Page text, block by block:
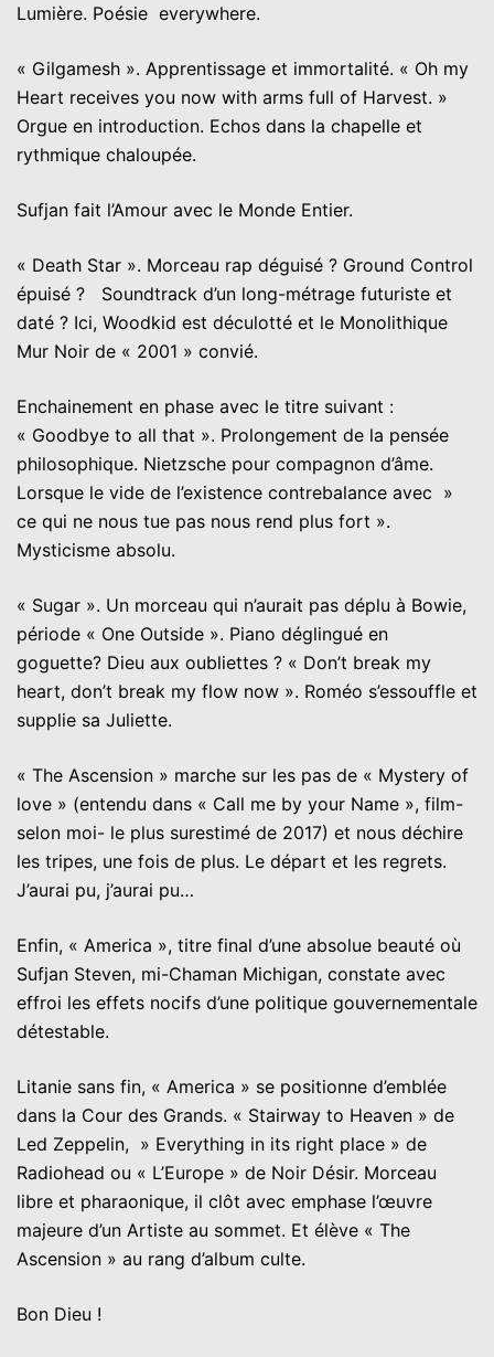
Lumière. Poésie everywhere.
« Gilgamesh ». Apprentissage et immortalité. « Oh my
Heart receives you now with arms full of Harvest. »
Orgue en introduction. Echos dans la chapelle et
rythmique chaloupée.
Sufjan fait l’Amour avec le Monde Entier.
« Death Star ». Morceau rap déguisé ? Ground Control
épuisé ? Soundtrack d’un long-métrage futuriste et
daté ? Ici, Woodkid est déculotté et le Monolithique
Mur Noir de « 2001 » convié.
Enchainement en phase avec le titre suivant :
« Goodbye to all that ». Prolongement de la pensée
philosophique. Nietzsche pour compagnon d’âme.
Lorsque le vide de l’existence contrebalance avec »
ce qui ne nous tue pas nous rend plus fort ».
Mysticisme absolu.
« Sugar ». Un morceau qui n’aurait pas déplu à Bowie,
période « One Outside ». Piano déglingué en
goguette? Dieu aux oubliettes ? « Don’t break my
heart, don’t break my flow now ». Roméo s’essouffle et
supplie sa Juliette.
« The Ascension » marche sur les pas de « Mystery of
love » (entendu dans « Call me by your Name », film-
selon moi- le plus surestimé de 2017) et nous déchire
les tripes, une fois de plus. Le départ et les regrets.
J’aurai pu, j’aurai pu…
Enfin, « America », titre final d’une absolue beauté où
Sufjan Steven, mi-Chaman Michigan, constate avec
effroi les effets nocifs d’une politique gouvernementale
détestable.
Litanie sans fin, « America » se positionne d’emblée
dans la Cour des Grands. « Stairway to Heaven » de
Led Zeppelin, » Everything in its right place » de
Radiohead ou « L’Europe » de Noir Désir. Morceau
libre et pharaonique, il clôt avec emphase l’œuvre
majeure d’un Artiste au sommet. Et élève « The
Ascension » au rang d’album culte.
Bon Dieu !